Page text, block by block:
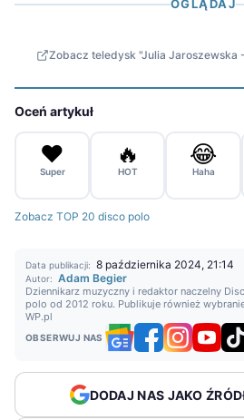
OGLĄDAJ
Zobacz teledysk "Julia Jaroszewska -
Oceń artykuł
❤️
Super
🔥
HOT
😂
Haha
Zobacz TOP 20 disco polo
Data publikacji: 8 października 2024, 21:14
Autor: Adam Begier
Dziennikarz muzyczny i redaktor naczelny
polo od 2012 roku. Publikuje również
WP.pl
OBSERWUJ NAS
DODAJ NAS JAKO